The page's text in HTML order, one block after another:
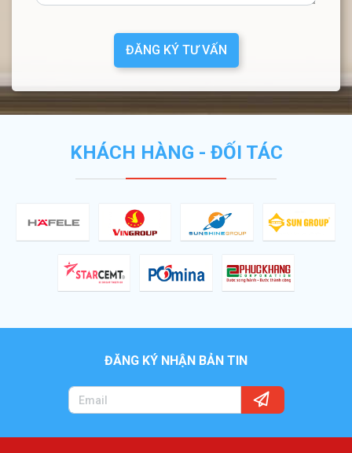
ĐĂNG KÝ TƯ VẤN
KHÁCH HÀNG - ĐỐI TÁC
ĐĂNG KÝ NHẬN BẢN TIN